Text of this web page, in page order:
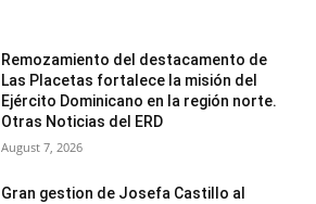
Remozamiento del destacamento de
Las Placetas fortalece la misión del
Ejército Dominicano en la región norte.
Otras Noticias del ERD
August 7, 2026
Gran gestion de Josefa Castillo al